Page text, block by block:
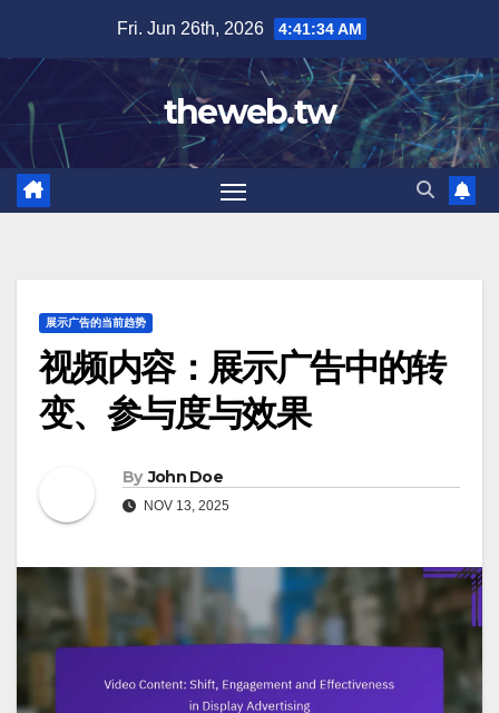
content
Fri. Jun 26th, 2026 4:41:35 AM
theweb.tw
展示广告的当前趋势
视频内容：展示广告中的转
变、参与度与效果
By John Doe
NOV 13, 2025